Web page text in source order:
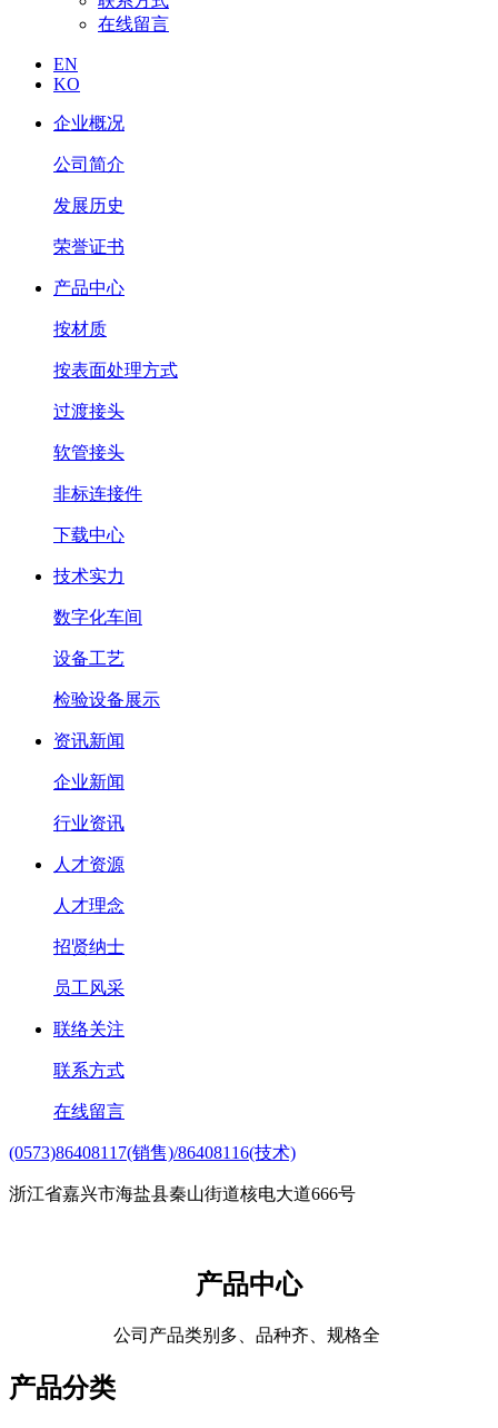
在线留言
EN
KO
企业概况
公司简介
发展历史
荣誉证书
产品中心
按材质
按表面处理方式
过渡接头
软管接头
非标连接件
下载中心
技术实力
数字化车间
设备工艺
检验设备展示
资讯新闻
企业新闻
行业资讯
人才资源
人才理念
招贤纳士
员工风采
联络关注
联系方式
在线留言
(0573)86408117(销售)/86408116(技术)
浙江省嘉兴市海盐县秦山街道核电大道666号
产品中心
公司产品类别多、品种齐、规格全
产品分类